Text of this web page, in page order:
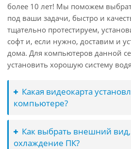
более 10 лет! Мы поможем
под ваши задачи, быстро и
тщательно протестируем,
софт и, если нужно, доставим и
дома. Для компьютеров данной
установить хорошую систему
Какая видеокарта
компьютере?
Как выбрать внешний вид,
охлаждение ПК?